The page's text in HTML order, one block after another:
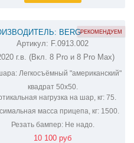
BERG
НА CHERY TIGGO 8 F.0913.002
Артикул: F.0913.002
г.в. (Вкл. 8 Pro и 8 Pro Max)
Легкосъёмный "американский"
квадрат 50х50.
нагрузка на шар, кг:75.
масса прицепа, кг:1500.
Резать бампер:Не надо.
РЕКОМЕНДУЕМ
10 100 руб